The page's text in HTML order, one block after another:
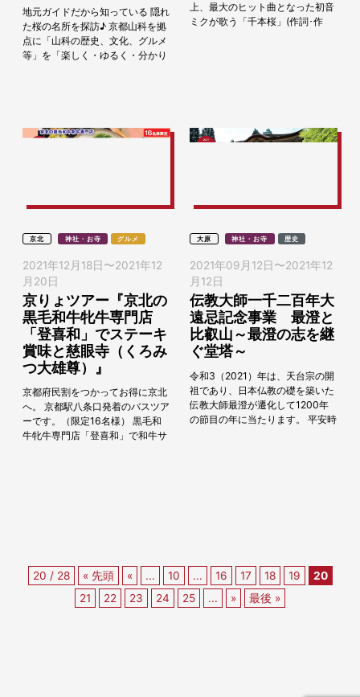
地元ガイドだから知っている 隠れ
た桜の名所を探訪♪ 京都山科を拠
点に「山科の歴史、文化、グルメ
等」を「楽しく・ゆるく・分かり
上、最大のヒット曲となった初音
ミクが歌う「千本桜」(作詞･作
京北 神社・お寺 グルメ
2021年12月18日 〜2021年12
月20日
京りょツアー『京北の
黒毛和牛牝牛専門店
「登喜和」でステーキ
賞味と慈眼寺（くろみ
つ大雄尊）』
京都府民割をつかってお得に京北
へ。 京都駅八条口発着のバスツア
ーです。（限定16名様） 黒毛和
牛牝牛専門店「登喜和」で和牛サ
大原 神社・お寺 歴史
2021年09月12日 〜2021年12
月12日
伝教大師一千二百年大
遠忌記念事業 最澄と
比叡山～最澄の志を継
ぐ堂塔～
令和3（2021）年は、天台宗の開
祖であり、日本仏教の礎を築いた
伝教大師最澄が遷化して1200年
の節目の年に当たります。 平安時
20 / 28 « 先頭 « ... 10 ... 16 17 18 19
20
21
22 23 24 25 ... » 最後 »